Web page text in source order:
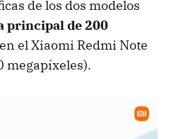
de los dos modelos
principal de 200
el Xiaomi Redmi Note
megapíxeles).